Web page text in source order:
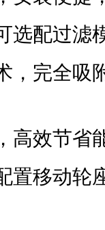
选配过滤
，完全吸
高效节省
置移动轮